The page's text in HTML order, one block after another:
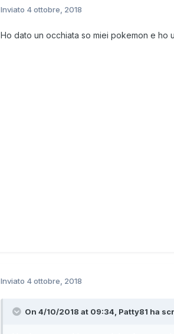
Inviato 4 ottobre, 2018
Ho dato un occhiata so miei pokemon e ho
Inviato 4 ottobre, 2018
On 4/10/2018 at 09:34, Patty81 ha